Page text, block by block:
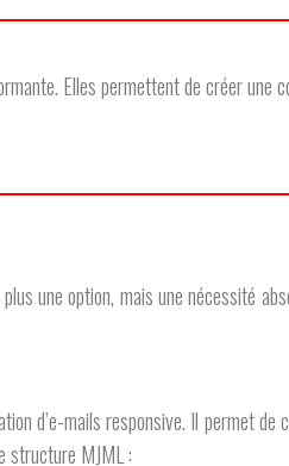
Elles permettent de créer une
une option, mais une nécessité
d’e-mails responsive. Il permet de
structure MJML :